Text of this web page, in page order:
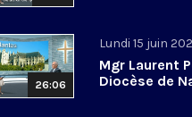
26:06
Lundi 15 juin
Mgr Laurent
Diocèse de